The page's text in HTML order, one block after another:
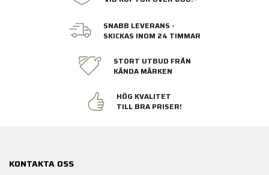
SNABB LEVERANS -
SKICKAS INOM 24 TIMMAR
STORT UTBUD FRÅN
KÄNDA MÄRKEN
HÖG KVALITET
TILL BRA PRISER!
KONTAKTA OSS